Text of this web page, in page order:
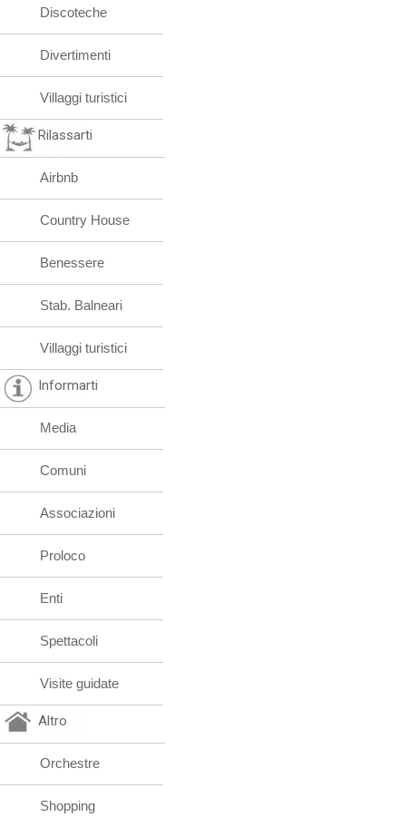
Discoteche
Divertimenti
Villaggi turistici
Rilassarti
Airbnb
Country House
Benessere
Stab. Balneari
Villaggi turistici
Informarti
Media
Comuni
Associazioni
Proloco
Enti
Spettacoli
Visite guidate
Altro
Orchestre
Shopping